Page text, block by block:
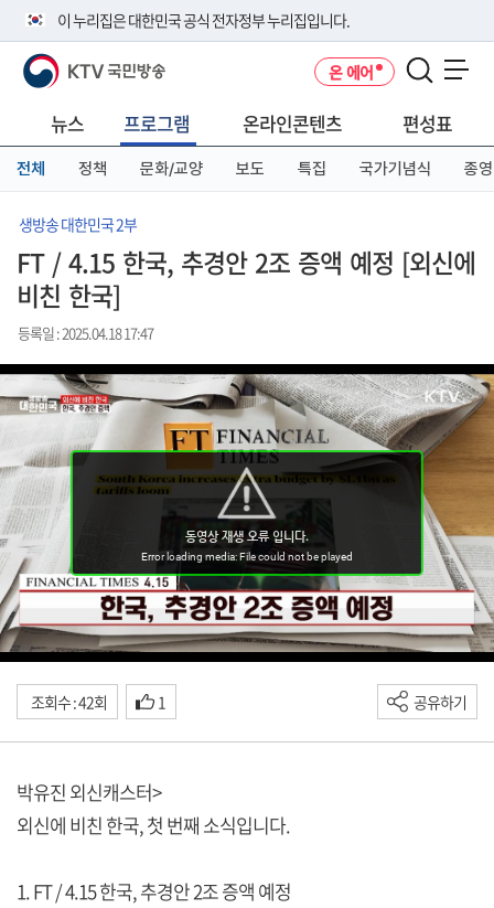
이 누리집은 대한민국 공식 전자정부 누리집입니다.
공식 누리집 주소 확인하기
니다.
이밖에 or.kr 또는 .kr등 다른 도메인 주소를 사용하고 있다면 아래 URL에
서 도메인 주소를 확인해 보세요
KTV 국민방송 온 에어
뉴스 프로그램 온라인콘텐츠 편성표
전체 정책 문화/교양 보도 특집 국가기념식 종영
생방송 대한민국 2부
FT / 4.15 한국, 추경안 2조 증액 예정 [외신에
비친 한국]
등록일 : 2025.04.18 17:47
조회수 : 42회 1 공유하기
박유진 외신캐스터>
외신에 비친 한국, 첫 번째 소식입니다.
1. FT / 4.15 한국, 추경안 2조 증액 예정